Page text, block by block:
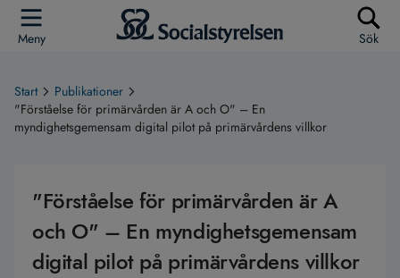
Meny Sök
Start
Publikationer
"Förståelse för primärvården är A och O" – En
myndighetsgemensam digital pilot på primärvårdens villkor
"Förståelse för primärvården är A
och O" – En myndighetsgemensam
digital pilot på primärvårdens villkor